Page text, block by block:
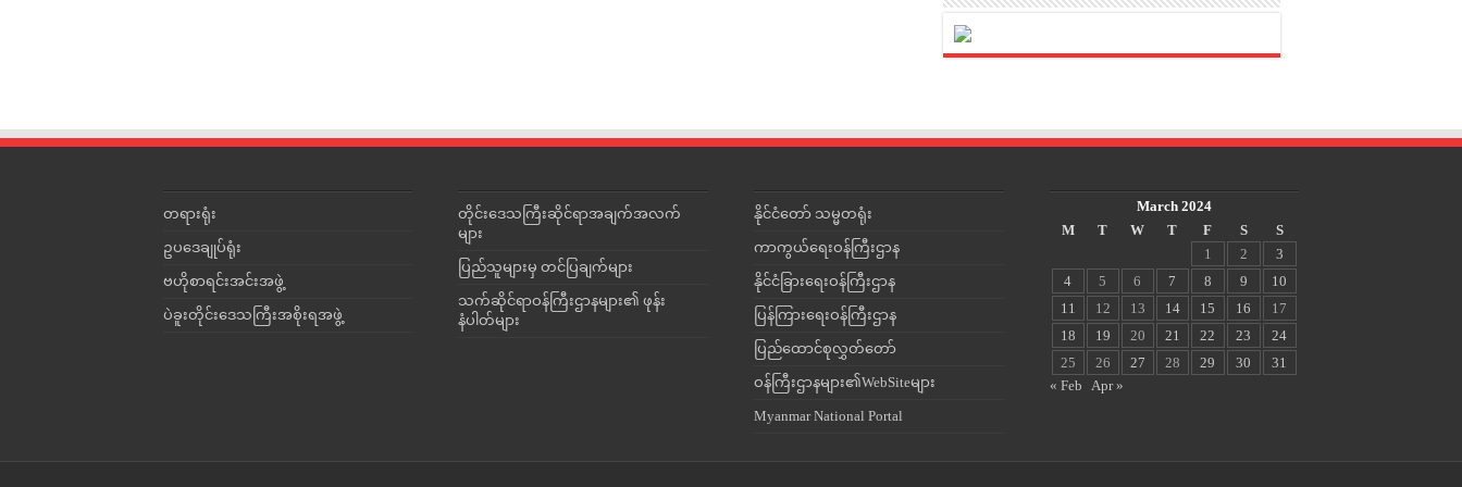
တရားရုံး
ဥပဒေချုပ်ရုံး
ဗဟိုစာရင်းအင်းအဖွဲ့
ပဲခူးတိုင်းဒေသကြီးအစိုးရအဖွဲ့
တိုင်းဒေသကြီးဆိုင်ရာအချက်အလက်
များ
ပြည်သူများမှ တင်ပြချက်များ
သက်ဆိုင်ရာဝန်ကြီးဌာနများ၏ ဖုန်း
နံပါတ်များ
နိုင်ငံတော် သမ္မတရုံး
ကာကွယ်ရေးဝန်ကြီးဌာန
နိုင်ငံခြားရေးဝန်ကြီးဌာန
ပြန်ကြားရေးဝန်ကြီးဌာန
ပြည်ထောင်စုလွှတ်တော်
ဝန်ကြီးဌာနများ၏WebSiteများ
Myanmar National Portal
March 2024
M
T W T F S
S
1
2
3
4
5 6 7 8 9
10
11
12 13 14 15 16
17
18
19 20 21 22 23
24
25
26 27 28 29 30
31
« Feb
Apr »